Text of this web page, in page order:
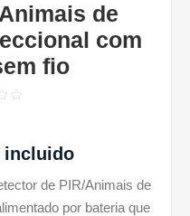
de
com
fio
incluido
de PIR/Animais de
por bateria que